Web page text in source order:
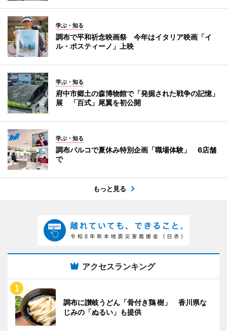
学ぶ・知る
調布で平和祈念映画祭 今年はイタリア映画「イ
ル・ポスティーノ」上映
学ぶ・知る
府中市郷土の森博物館で「発掘された戦争の記憶」
展 「百式」尾翼を初公開
学ぶ・知る
調布パルコで夏休み特別企画「職場体験」 6店舗
で
もっと見る
アクセスランキング
調布に讃岐うどん「骨付き鶏 樹」 香川県な
じみの「ぬるい」も提供